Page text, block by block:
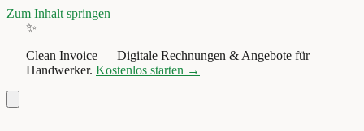
Zum Inhalt springen
✨
Clean Invoice — Digitale Rechnungen & Angebote für
Handwerker. Kostenlos starten →